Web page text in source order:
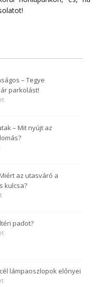
!
– Tegye
parkolást!
– Mit nyújt az
az utasváró a
kulcsa?
padot?
lámpaoszlopok előnyei